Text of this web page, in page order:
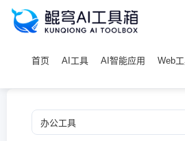
首页 AI工具 AI智能应用 Web